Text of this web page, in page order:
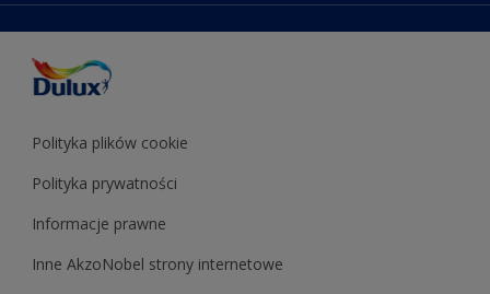
Zgodność kolorów
Znajdź sklep
Podkłady i grunty
Testery farb
Farby do sufitów
Farby uniwersalne
Podkłady i grunty
Polityka plików cookie
Polityka prywatności
Informacje prawne
Inne AkzoNobel strony internetowe